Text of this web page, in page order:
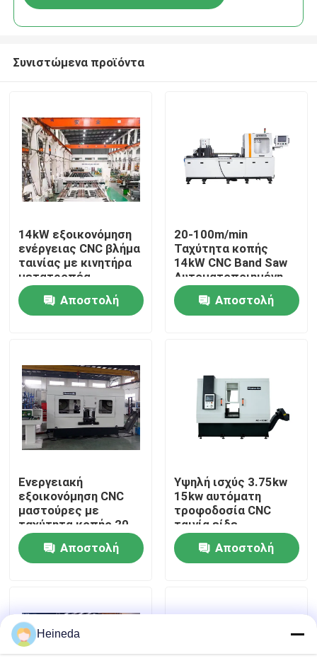
Σπίτι
Προϊόντα
Γύρος εργοστασίων
Ποιοτικός έλεγχος
Μας ελάτε σε επαφή με
Ειδήσεις
CNC κυκλικό πριόνι
Συνιστώμενα προϊόντα
14kW εξοικονόμηση
ενέργειας CNC βλήμα
ταινίας με κινητήρα
μετατροπέα
Αποστολή
20-100m/min
Ταχύτητα κοπής
14kW CNC Band Saw
Αυτοματοποιημένη
εκκένωση
πριονιστικής σκόνης
Αποστολή
Ενεργειακή
εξοικονόμηση CNC
μαστούρες με
ταχύτητα κοπής 20-
100m/min
Αποστολή
Υψηλή ισχύς 3.75kw
15kw αυτόματη
τροφοδοσία CNC
ταινία είδε
αλουμινίου κράμα
κοπής μηχανή
Αποστολή
Heineda